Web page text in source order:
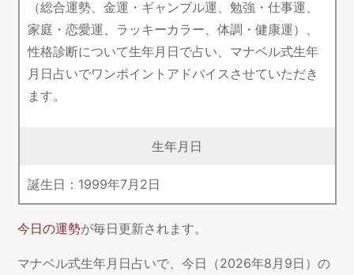
（総合運勢、金運・ギャンブル運、勉強・仕事運、
家庭・恋愛運、ラッキーカラー、体調・健康運）、
性格診断について生年月日で占い、マナベル式生年
月日占いでワンポイントアドバイスさせていただき
ます。
生年月日
誕生日： 1999年7月 2日
今日の運勢が毎日更新されます。
マナベル式生年月日占いで、今日（2026年8月9日）の